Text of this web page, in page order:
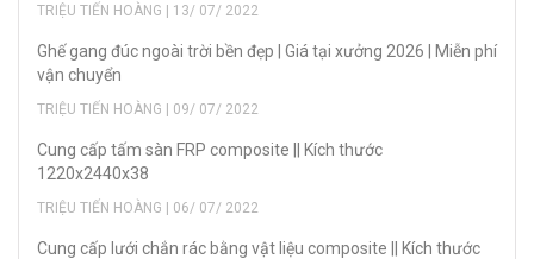
TRIỆU TIẾN HOÀNG | 13/ 07/ 2022
Ghế gang đúc ngoài trời bền đẹp | Giá tại xưởng 2026 | Miễn phí
vận chuyển
TRIỆU TIẾN HOÀNG | 09/ 07/ 2022
Cung cấp tấm sàn FRP composite || Kích thước
1220x2440x38
TRIỆU TIẾN HOÀNG | 06/ 07/ 2022
Cung cấp lưới chắn rác bằng vật liệu composite || Kích thước